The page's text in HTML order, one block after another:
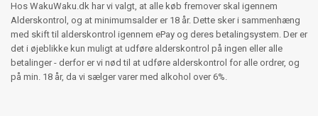
Hos WakuWaku.dk har vi valgt, at alle køb fremover skal igennem
Alderskontrol, og at minimumsalder er 18 år. Dette sker i sammenhæng
med skift til alderskontrol igennem ePay og deres betalingsystem. Der er
det i øjeblikke kun muligt at udføre alderskontrol på ingen eller alle
betalinger - derfor er vi nød til at udføre alderskontrol for alle ordrer, og
på min. 18 år, da vi sælger varer med alkohol over 6%.